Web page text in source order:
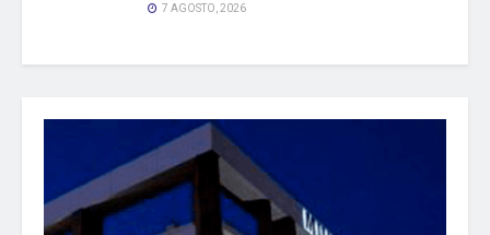
7 AGOSTO, 2026